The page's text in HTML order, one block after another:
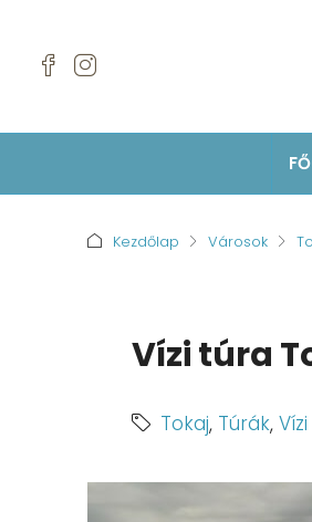
Kezdőlap Városok
Vízi túra
Tokaj, Túrák,